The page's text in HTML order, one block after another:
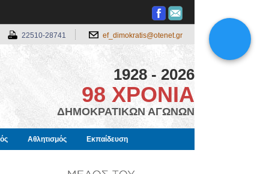
22510-28741 ef_dimokratis@otenet.gr
1928 - 2026
98 ΧΡΟΝΙΑ
ΔΗΜΟΚΡΑΤΙΚΩΝ ΑΓΩΝΩΝ
Αθλητισμός Εκπαίδευση